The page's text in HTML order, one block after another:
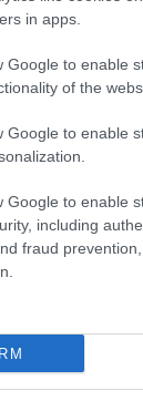
in apps.
Google to enable
of the
Google to enable
Google to enable
including
fraud
διαβήτης